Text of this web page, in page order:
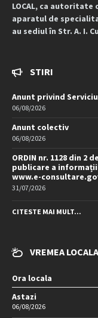
LOCAL, ca autoritate
aparatul de
au sediul în Str. A. I.
STIRI
Anunt privind
06/08/2026
Anunt colectiv
06/08/2026
ORDIN nr. 1128 din 2
publicare a
www.e-
31/07/2026
CITESTE MAI MULT...
VREMEA LOCALA
Ora locala
Astazi
06/08/2026